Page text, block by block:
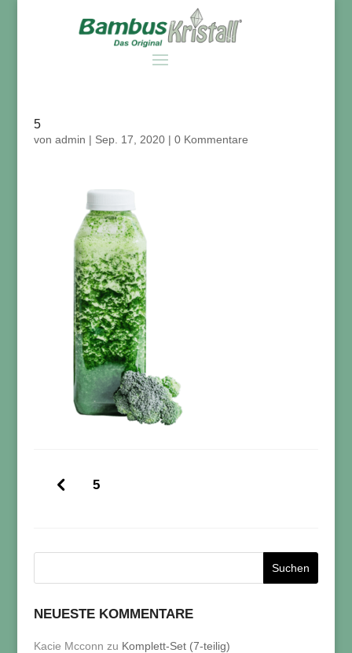
5
von admin | Sep. 17, 2020| 0 Kommentare
5
NEUESTE KOMMENTARE
Kacie Mcconn zu Komplett-Set (7-teilig)